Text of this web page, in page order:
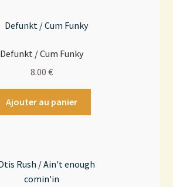
Defunkt / Cum Funky
8.00 €
Ajouter au panier